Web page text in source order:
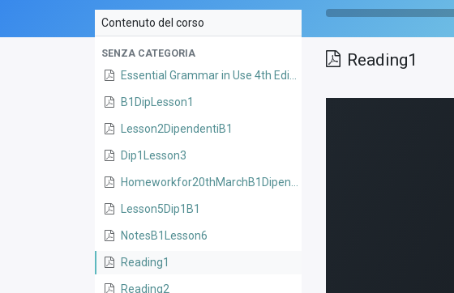
Contenuto del corso
SENZA CATEGORIA
B1DipLesson1
Lesson2DipendentiB1
Dip1Lesson3
Lesson5Dip1B1
NotesB1Lesson6
Reading1
Reading2
Reading1